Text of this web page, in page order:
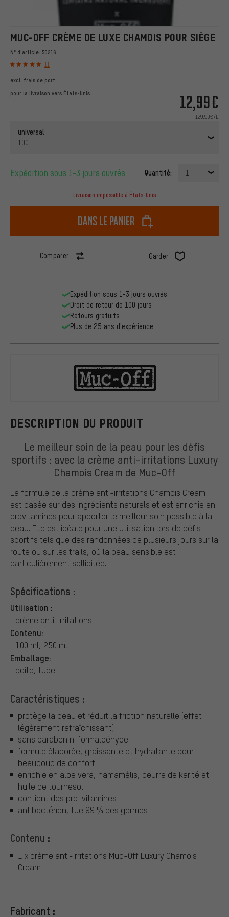
MUC-OFF CRÈME DE LUXE CHAMOIS POUR SIÈGE
N° d'article: 50216
11
12,99€
129,90€/L
excl. frais de port
pour la livraison vers États-Unis
universal
100
Expédition sous 1-3 jours ouvrés Quantité: 1
Livraison impossible à États-Unis
dans le panier
Comparer Garder
DESCRIPTION DU PRODUIT
Le meilleur soin de la peau pour les défis
sportifs : avec la crème anti-irritations Luxury
Chamois Cream de Muc-Off
La formule de la crème anti-irritations Chamois Cream
est basée sur des ingrédients naturels et est enrichie en
provitamines pour apporter le meilleur soin possible à la
peau. Elle est idéale pour une utilisation lors de défis
sportifs tels que des randonnées de plusieurs jours sur la
route ou sur les trails, où la peau sensible est
particulièrement sollicitée.
Spécifications :
Utilisation :
crème anti-irritations
Contenu:
100 ml, 250 ml
Emballage:
boîte, tube
Caractéristiques :
protège la peau et réduit la friction naturelle (effet
légèrement rafraîchissant)
sans paraben ni formaldéhyde
formule élaborée, graissante et hydratante pour
beaucoup de confort
enrichie en aloe vera, hamamélis, beurre de karité et
huile de tournesol
contient des pro-vitamines
antibactérien, tue 99 % des germes
Contenu :
1 x crème anti-irritations Muc-Off Luxury Chamois
Cream
Fabricant :
Expédition sous 1-3 jours ouvrés
Droit de retour de 100 jours
Retours gratuits
Plus de 25 ans d'expérience